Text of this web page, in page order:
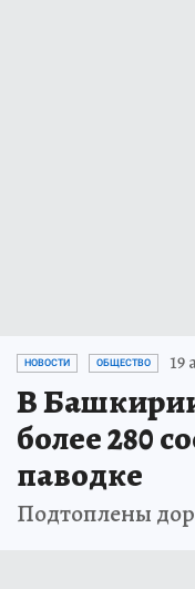
НОВОСТИ ОБЩЕСТВО 19
В
более 280
паводке
Подтоплены